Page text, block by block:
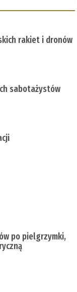
rakiet i dronów
sabotażystów
po pielgrzymki,